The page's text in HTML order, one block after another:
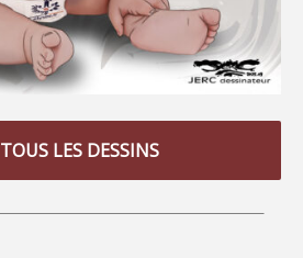
LES DESSINS